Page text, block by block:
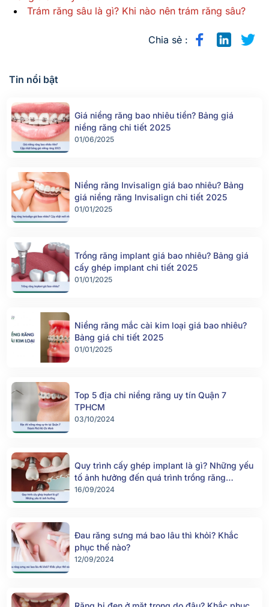
Trám răng sâu là gì? Khi nào nên trám răng sâu?
Chia sẻ :
Tin nổi bật
Giá niềng răng bao nhiêu tiền? Bảng giá
niềng răng chi tiết 2025
01/06/2025
Niềng răng Invisalign giá bao nhiêu? Bảng
giá niềng răng Invisalign chi tiết 2025
01/01/2025
Trồng răng implant giá bao nhiêu? Bảng giá
cấy ghép implant chi tiết 2025
01/01/2025
Niềng răng mắc cài kim loại giá bao nhiêu?
Bảng giá chi tiết 2025
01/01/2025
Top 5 địa chỉ niềng răng uy tín Quận 7
TPHCM
03/10/2024
Quy trình cấy ghép implant là gì? Những yếu
tố ảnh hưởng đến quá trình trồng răng
implant
16/09/2024
Đau răng sưng má bao lâu thì khỏi? Khắc
phục thế nào?
12/09/2024